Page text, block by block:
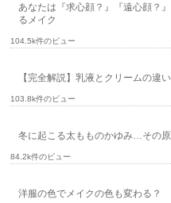
あなたは『求心顔？』『遠心顔？
るメイク
104.5k件のビュー
【完全解説】乳液とクリームの違
103.8k件のビュー
冬に起こる太もものかゆみ…その
84.2k件のビュー
洋服の色でメイクの色も変わる？